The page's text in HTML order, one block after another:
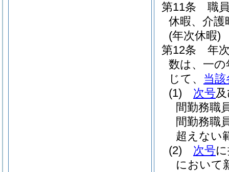
第11条
職
休暇、介護
(年次休暇)
第12条
年
数は、一
じて、 当
(1)
次号
間勤務職
間勤務職
超えない
(2)
次号
において